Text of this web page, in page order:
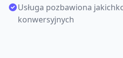
Usługa pozbawiona
konwersyjnych